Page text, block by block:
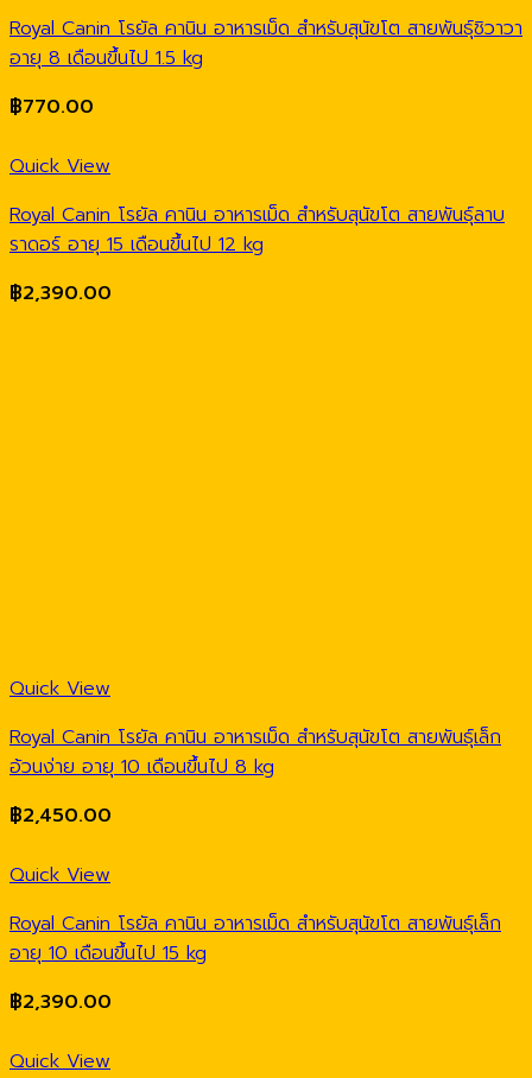
Royal Canin โรยัล คานิน อาหารเม็ด สำหรับสุนัขโต สายพันธุ์ชิวาวา
อายุ 8 เดือนขึ้นไป 1.5 kg
฿770.00
Quick View
Royal Canin โรยัล คานิน อาหารเม็ด สำหรับสุนัขโต สายพันธุ์ลาบ
ราดอร์ อายุ 15 เดือนขึ้นไป 12 kg
฿2,390.00
Quick View
Royal Canin โรยัล คานิน อาหารเม็ด สำหรับสุนัขโต สายพันธุ์เล็ก
อ้วนง่าย อายุ 10 เดือนขึ้นไป 8 kg
฿2,450.00
Quick View
Royal Canin โรยัล คานิน อาหารเม็ด สำหรับสุนัขโต สายพันธุ์เล็ก
อายุ 10 เดือนขึ้นไป 15 kg
฿2,390.00
Quick View